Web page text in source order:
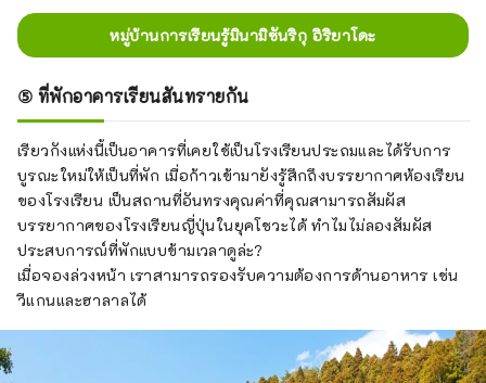
หมู่บ้านการเรียนรู้มินามิซันริกุ อิริยาโดะ
⑤ ที่พักอาคารเรียนสันทรายกัน
เรียวกังแห่งนี้เป็นอาคารที่เคยใช้เป็นโรงเรียนประถมและได้รับการ
บูรณะใหม่ให้เป็นที่พัก เมื่อก้าวเข้ามายังรู้สึกถึงบรรยากาศห้องเรียน
ของโรงเรียน เป็นสถานที่อันทรงคุณค่าที่คุณสามารถสัมผัส
บรรยากาศของโรงเรียนญี่ปุ่นในยุคโชวะได้ ทำไมไม่ลองสัมผัส
ประสบการณ์ที่พักแบบข้ามเวลาดูล่ะ?
เมื่อจองล่วงหน้า เราสามารถรองรับความต้องการด้านอาหาร เช่น
วีแกนและฮาลาลได้